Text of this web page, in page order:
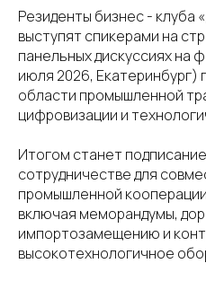
Резиденты бизнес - клуба
выступят спикерами на
панельных дискуссиях
июля 2026, Екатеринбург)
области промышленной
цифровизации и
Итогом станет
сотрудничестве для
промышленной
включая меморандумы,
импортозамещению и
высокотехнологичное